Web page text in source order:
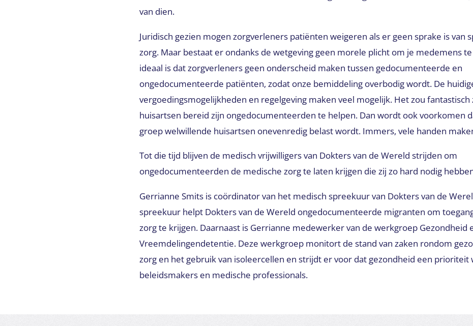
van dien.
Juridisch gezien mogen zorgverleners patiënten weigeren als er geen sprake is van
zorg. Maar bestaat er ondanks de wetgeving geen morele plicht om je medemens
ideaal is dat zorgverleners geen onderscheid maken tussen gedocumenteerde en
ongedocumenteerde patiënten, zodat onze bemiddeling overbodig wordt. De
vergoedingsmogelijkheden en regelgeving maken veel mogelijk. Het zou fantastisch
huisartsen bereid zijn ongedocumenteerden te helpen. Dan wordt ook voorkomen
groep welwillende huisartsen onevenredig belast wordt. Immers, vele handen
Tot die tijd blijven de medisch vrijwilligers van Dokters van de Wereld strijden om
ongedocumenteerden de medische zorg te laten krijgen die zij zo hard nodig
Gerrianne Smits is coördinator van het medisch spreekuur van Dokters van de
spreekuur helpt Dokters van de Wereld ongedocumenteerde migranten om
zorg te krijgen. Daarnaast is Gerrianne medewerker van de werkgroep Gezondheid
Vreemdelingendetentie. Deze werkgroep monitort de stand van zaken rondom
zorg en het gebruik van isoleercellen en strijdt er voor dat gezondheid een prioriteit
beleidsmakers en medische professionals.